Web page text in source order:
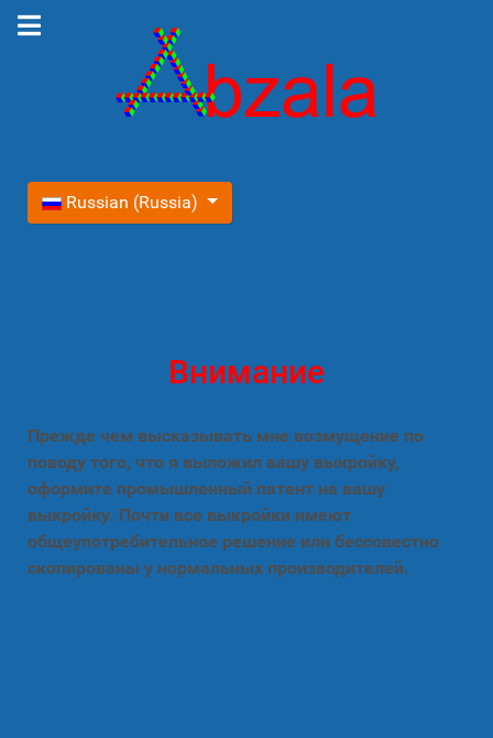
Выберите язык
Russian (Russia)
Внимание
Прежде чем высказывать мне возмущение по
поводу того, что я выложил вашу выкройку,
оформите промышленный патент на вашу
выкройку. Почти все выкройки имеют
общеупотребительное решение или бессовестно
скопированы у нормальных производителей.